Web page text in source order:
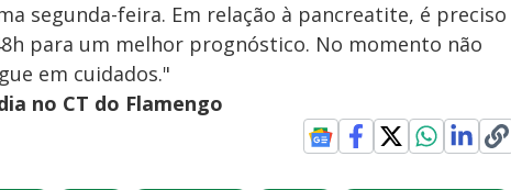
segunda-feira. Em relação à pancreatite, é preciso
para um melhor prognóstico. No momento não
em cuidados."
no CT do Flamengo